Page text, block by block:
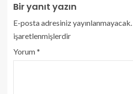
Bir yanıt yazın
E-posta adresiniz yayınlanmayacak.
işaretlenmişlerdir
Yorum*